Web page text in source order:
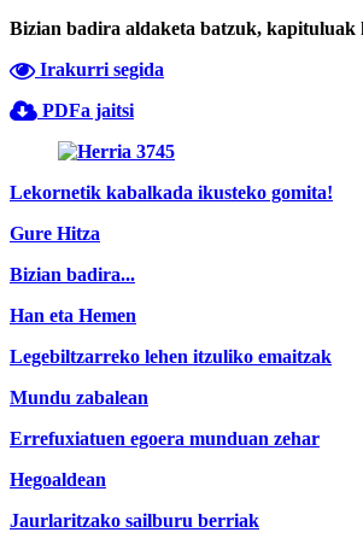
Bizian badira aldaketa batzuk, kapituluak
Irakurri segida
PDFa jaitsi
Lekornetik kabalkada ikusteko gomita!
Gure Hitza
Bizian badira...
Han eta Hemen
Legebiltzarreko lehen itzuliko emaitzak
Mundu zabalean
Errefuxiatuen egoera munduan zehar
Hegoaldean
Jaurlaritzako sailburu berriak